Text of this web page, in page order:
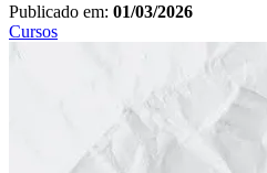
Publicado em: 01/03/2026
Cursos